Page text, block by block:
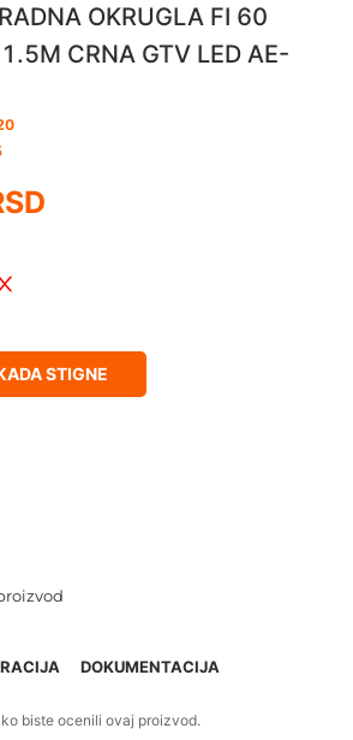
OKRUGLA FI 60
CRNA GTV LED AE-
STIGNE
DOKUMENTACIJA
biste ocenili ovaj proizvod.